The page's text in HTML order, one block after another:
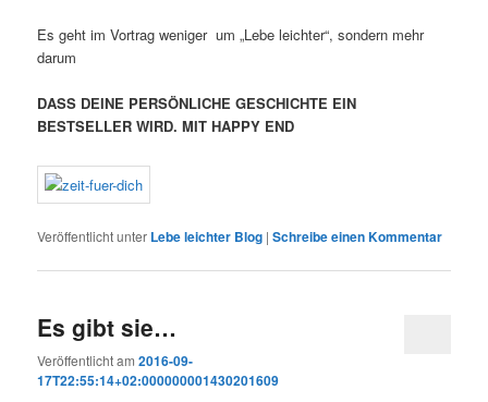
Es geht im Vortrag weniger um „Lebe leichter“, sondern mehr
darum
DASS DEINE PERSÖNLICHE GESCHICHTE EIN
BESTSELLER WIRD. MIT HAPPY END
Veröffentlicht unter Lebe leichter Blog |Schreibe einen Kommentar
Es gibt sie…
Veröffentlicht am2016-09-
17T22:55:14+02:000000001430201609